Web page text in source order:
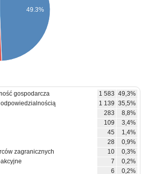
49.3%
gospodarcza 1 583 49,3%
1 139 35,5%
283
8,8%
109
3,4%
45
1,4%
28
0,9%
zagranicznych
10
0,3%
7
0,2%
6 0,2%